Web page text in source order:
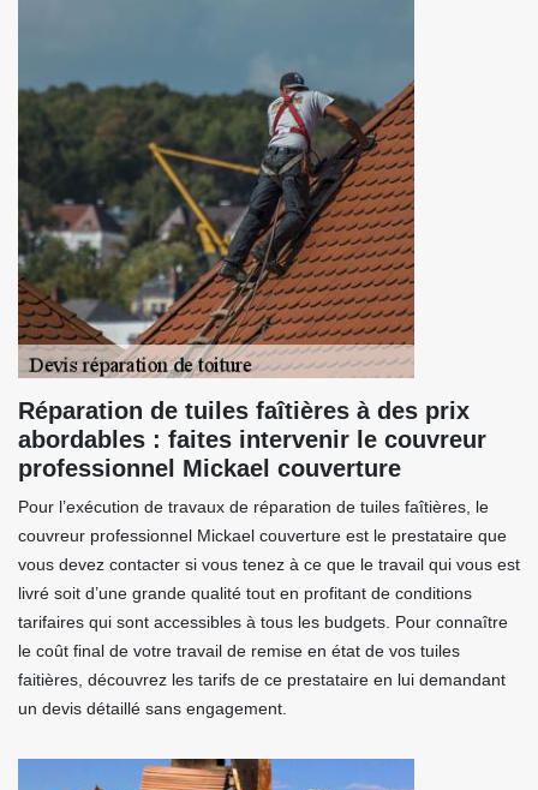
Réparation de tuiles faîtières à des prix
abordables : faites intervenir le couvreur
professionnel Mickael couverture
Pour l’exécution de travaux de réparation de tuiles faîtières, le
couvreur professionnel Mickael couverture est le prestataire que
vous devez contacter si vous tenez à ce que le travail qui vous est
livré soit d’une grande qualité tout en profitant de conditions
tarifaires qui sont accessibles à tous les budgets. Pour connaître
le coût final de votre travail de remise en état de vos tuiles
faitières, découvrez les tarifs de ce prestataire en lui demandant
un devis détaillé sans engagement.